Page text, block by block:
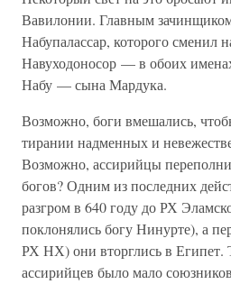
Вавилонии. Главным
Набупалассар, которого сменил
Навуходоносор — в обоих
Набу — сына Мардука.
Возможно, боги вмешались,
тирании надменных и
Возможно, ассирийцы
богов? Одним из последних
разгром в 640 году до РХ
поклонялись богу Нинурте), а
РХ НХ) они вторглись в Египет.
ассирийцев было мало